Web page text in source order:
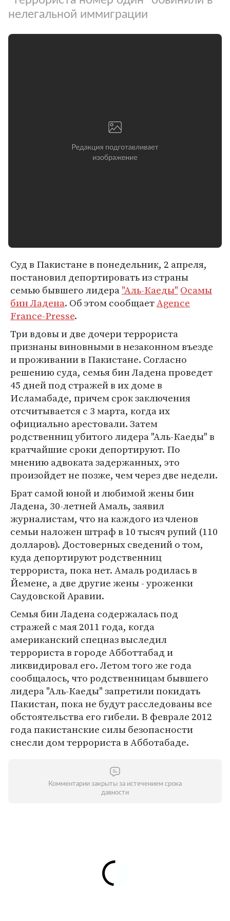
нелегальной иммиграции
Суд в Пакистане в понедельник, 2 апреля,
постановил депортировать из страны
семью бывшего лидера"Аль-Каеды" Осамы
бин Ладена. Об этом сообщаетAgence
France-Presse.
Три вдовы и две дочери террориста
признаны виновными в незаконном въезде
и проживании в Пакистане. Согласно
решению суда, семья бин Ладена проведет
45 дней под стражей в их доме в
Исламабаде, причем срок заключения
отсчитывается с 3 марта, когда их
официально арестовали. Затем
родственниц убитого лидера "Аль-Каеды" в
кратчайшие сроки депортируют. По
мнению адвоката задержанных, это
произойдет не позже, чем через две недели.
Брат самой юной и любимой жены бин
Ладена, 30-летней Амаль, заявил
журналистам, что на каждого из членов
семьи наложен штраф в 10 тысяч рупий (110
долларов). Достоверных сведений о том,
куда депортируют родственниц
террориста, пока нет. Амаль родилась в
Йемене, а две другие жены - уроженки
Саудовской Аравии.
Семья бин Ладена содержалась под
стражей с мая 2011 года, когда
американский спецназ выследил
террориста в городе Абботтабад и
ликвидировал его. Летом того же года
сообщалось, что родственницам бывшего
лидера "Аль-Каеды" запретили покидать
Пакистан, пока не будут расследованы все
обстоятельства его гибели. В феврале 2012
года пакистанские силы безопасности
снесли дом террориста в Абботабаде.
Комментарии закрыты за истечением срока
давности